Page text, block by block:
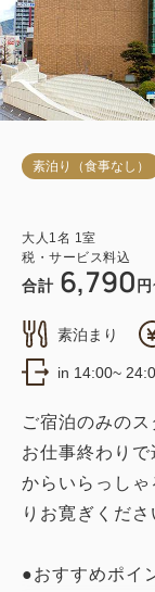
素泊り（食事なし）
大人 1名 1室
税・サービス料込
合計 6,790
素泊まり
in 14:00~
ご宿泊のみのス
お仕事終わり
からいらっしゃ
りお寛ぎくださ
●おすすめポイ